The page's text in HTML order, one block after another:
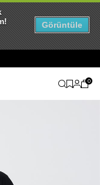
0
Görüntüle